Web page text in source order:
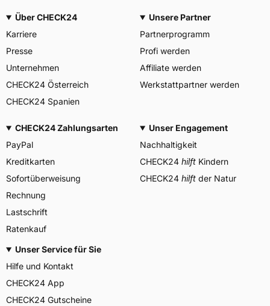
Allgemeine Produktsicherheit (GPSR)
Herstellerkontakt
Maxxis Tech Center Europe
B.V., Neutronenlaan 7
5405NG Uden Noord
Brabant Niederlande,
Über CHECK24
Karriere
Presse
Unternehmen
CHECK24 Österreich
CHECK24 Spanien
Unsere Partner
Partnerprogramm
Profi werden
Affiliate werden
Werkstattpartner werden
CHECK24 Zahlungsarten
PayPal
Kreditkarten
Sofortüberweisung
Rechnung
Lastschrift
Ratenkauf
Unser Engagement
Nachhaltigkeit
CHECK24 hilft Kindern
CHECK24 hilft der Natur
Unser Service für Sie
Hilfe und Kontakt
CHECK24 App
CHECK24 Gutscheine